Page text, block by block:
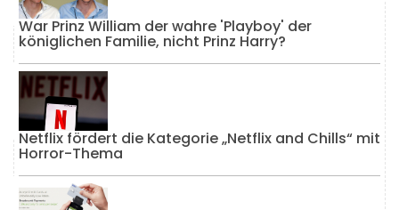
War Prinz William der wahre 'Playboy' der
königlichen Familie, nicht Prinz Harry?
Netflix fördert die Kategorie „Netflix and Chills“ mit
Horror-Thema